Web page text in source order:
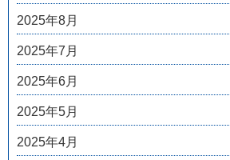
2025年8月
2025年7月
2025年6月
2025年5月
2025年4月